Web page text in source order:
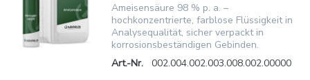
Ameisensäure 98 % p. a. –
hochkonzentrierte, farblose Flüssigkeit in
Analysequalität, sicher verpackt in
korrosionsbeständigen Gebinden.
Art.-Nr.
002.004.002.003.008.002.00000